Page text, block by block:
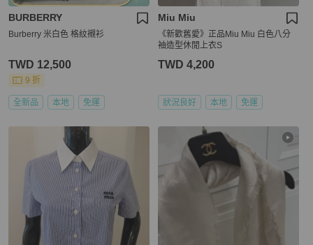
BURBERRY
Burberry 米白色 格紋襯衫
TWD 12,500
9 折
全新品 本地 免運
Miu Miu
《新歡舊愛》正品Miu Miu 白色八分
袖造型休閒上衣S
TWD 4,200
狀況良好 本地 免運